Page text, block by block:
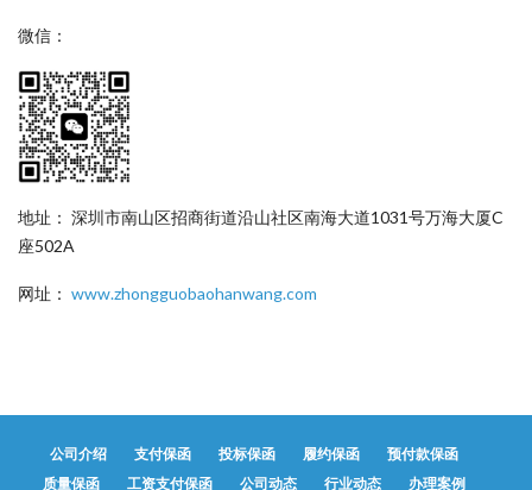
微信：
地址： 深圳市南山区招商街道沿山社区南海大道1031号万海大厦C
座502A
网址： www.zhongguobaohanwang.com
公司介绍 支付保函 投标保函 履约保函
预付款保函
质量保函
工资支付保函 公司动态 行业动态 办理案例